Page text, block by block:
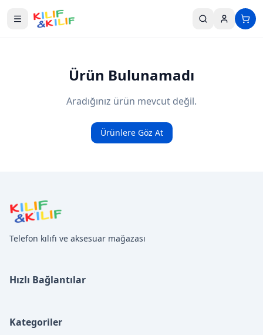
Ürün Bulunamadı
Aradığınız ürün mevcut değil.
Ürünlere Göz At
Telefon kılıfı ve aksesuar mağazası
Hızlı Bağlantılar
Kategoriler